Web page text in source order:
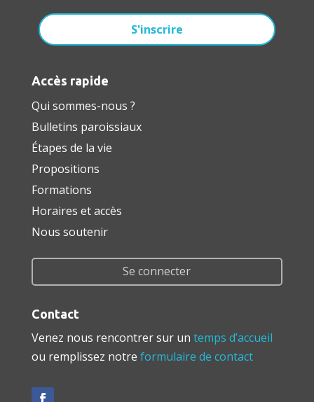
Accès rapide
Qui sommes-nous ?
Bulletins paroissiaux
Étapes de la vie
Propositions
Formations
Horaires et accès
Nous soutenir
Se connecter
Contact
Venez nous rencontrer sur un temps d’accueil
ou remplissez notre formulaire de contact